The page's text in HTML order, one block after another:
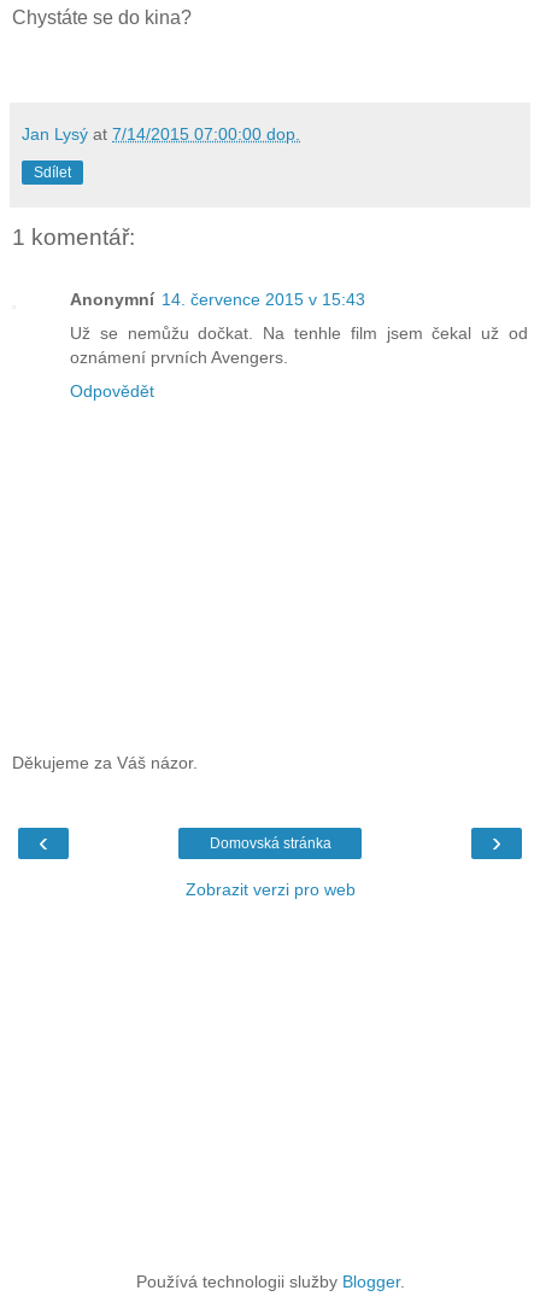
Chystáte se do kina?
Jan Lysý at 7/14/2015 07:00:00 dop.
Sdílet
1 komentář:
Anonymní 14. července 2015 v 15:43
Už se nemůžu dočkat. Na tenhle film jsem čekal už od
oznámení prvních Avengers.
Odpovědět
Děkujeme za Váš názor.
‹ ›
Domovská stránka
Zobrazit verzi pro web
Používá technologii služby Blogger.